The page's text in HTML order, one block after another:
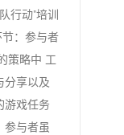
行动”培训
节：参与者
策略中 工
分享以及
游戏任务
参与者虽